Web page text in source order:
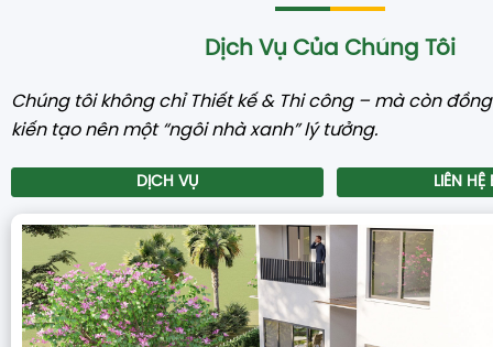
Dịch Vụ Của Chúng Tôi
Chúng tôi không chỉ Thiết kế & Thi công – mà còn
kiến tạo nên một “ngôi nhà xanh” lý tưởng.
DỊCH VỤ LIÊN